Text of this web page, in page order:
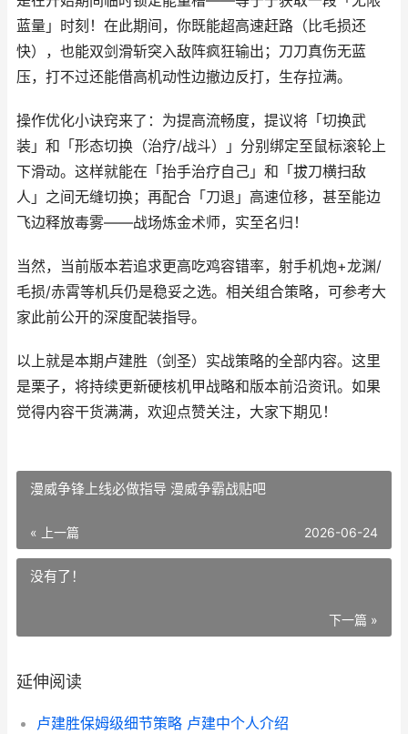
蓝量」时刻！在此期间，你既能超高速赶路（比毛损还
快），也能双剑滑斩突入敌阵疯狂输出；刀刀真伤无蓝
压，打不过还能借高机动性边撤边反打，生存拉满。
操作优化小诀窍来了：为提高流畅度，提议将「切换武
装」和「形态切换（治疗/战斗）」分别绑定至鼠标滚轮上
下滑动。这样就能在「抬手治疗自己」和「拔刀横扫敌
人」之间无缝切换；再配合「刀退」高速位移，甚至能边
飞边释放毒雾——战场炼金术师，实至名归！
当然，当前版本若追求更高吃鸡容错率，射手机炮+龙渊/
毛损/赤霄等机兵仍是稳妥之选。相关组合策略，可参考大
家此前公开的深度配装指导。
以上就是本期卢建胜（剑圣）实战策略的全部内容。这里
是栗子，将持续更新硬核机甲战略和版本前沿资讯。如果
觉得内容干货满满，欢迎点赞关注，大家下期见！
漫威争锋上线必做指导 漫威争霸战贴吧
« 上一篇 2026-06-24
没有了！
下一篇 »
延伸阅读
卢建胜保姆级细节策略 卢建中个人介绍